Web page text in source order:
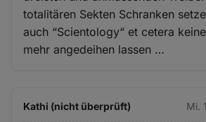
totalitären Sekten Schranken
auch “Scientology“ et cetera
mehr angedeihen lassen …
Kathi (nicht überprüft) Mi.